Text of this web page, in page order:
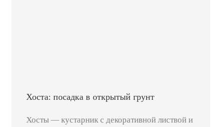
Хоста: посадка в открытый грунт
Хосты — кустарник с декоративной листвой и